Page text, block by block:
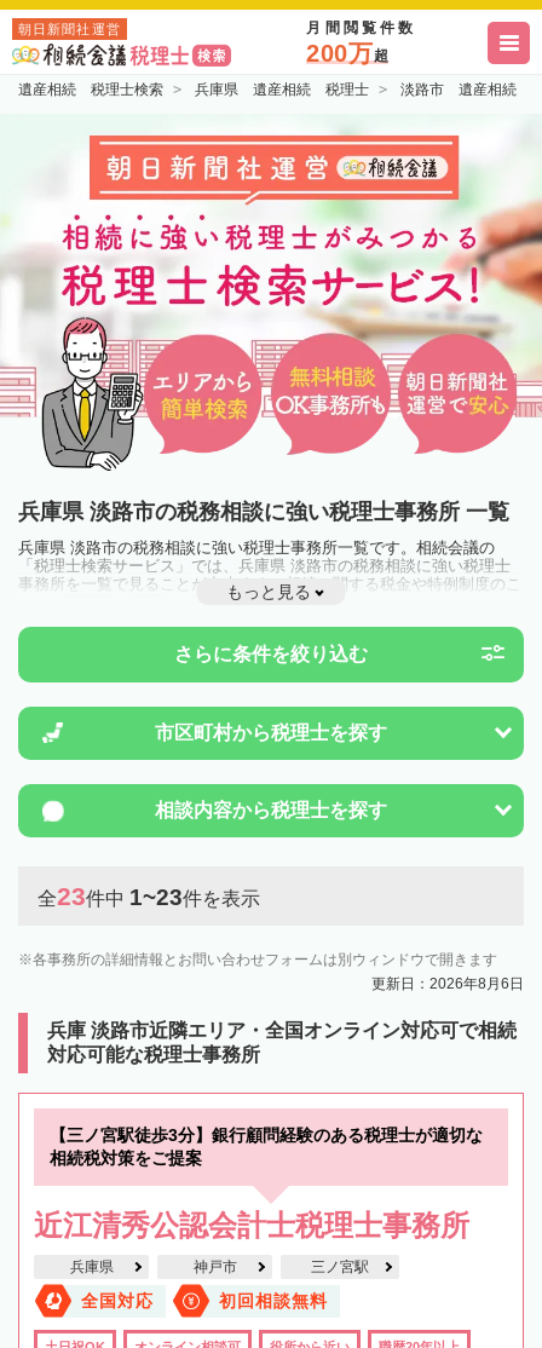
朝日新聞社運営 月間閲覧件数
200万超
遺産相続 税理士検索 兵庫県 遺産相続 税理士 淡路市 遺産相続
兵庫県 淡路市の税務相談に強い税理士事務所 一覧
兵庫県 淡路市の税務相談に強い税理士事務所一覧です。相続会議の
「税理士検索サービス」では、兵庫県 淡路市の税務相談に強い税理士
事務所を一覧で見ることが出来ます。相続に関する税金や特例制度のこ
とは一度近隣の税理士に相談してみましょう。
もっと見る
さらに条件を絞り込む
市区町村から税理士を探す
相談内容から税理士を探す
全23件中 1~23件を表示
各事務所の詳細情報とお問い合わせフォームは別ウィンドウで開きます
更新日：2026年8月6日
兵庫 淡路市近隣エリア・全国オンライン対応可で相続
対応可能な税理士事務所
【三ノ宮駅徒歩3分】銀行顧問経験のある税理士が適切な
相続税対策をご提案
近江清秀公認会計士税理士事務所
兵庫県 神戸市 三ノ宮駅
全国対応 初回相談無料